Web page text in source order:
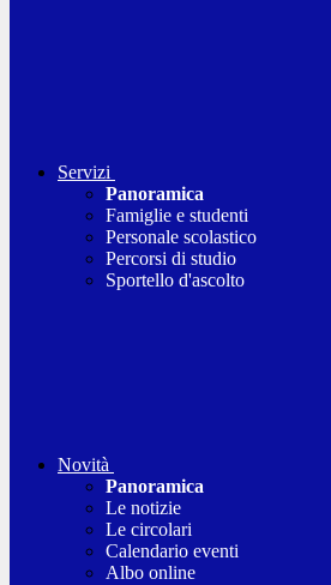
Servizi
Panoramica
Famiglie e studenti
Personale scolastico
Percorsi di studio
Sportello d'ascolto
Novità
Panoramica
Le notizie
Le circolari
Calendario eventi
Albo online